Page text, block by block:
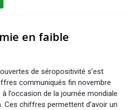
en faible
de séropositivité s’est
communiqués fin novembre
l’occasion de la journée mondiale
Ces chiffres permettent d’avoir un